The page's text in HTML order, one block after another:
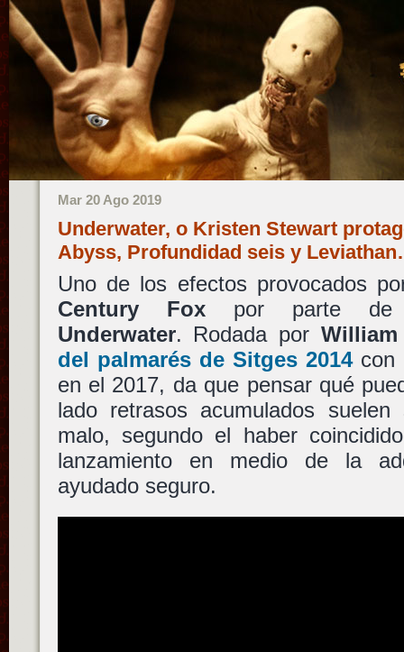
Mar 20 Ago 2019
Underwater, o Kristen Stewart
Abyss, Profundidad seis y
Uno de los efectos provocados
Century Foxpor parte
Underwater. Rodada por
del palmarés de Sitges 2014con
en el 2017, da que pensar qué
lado retrasos acumulados
malo, segundo el haber
lanzamiento en medio de la
ayudado seguro.